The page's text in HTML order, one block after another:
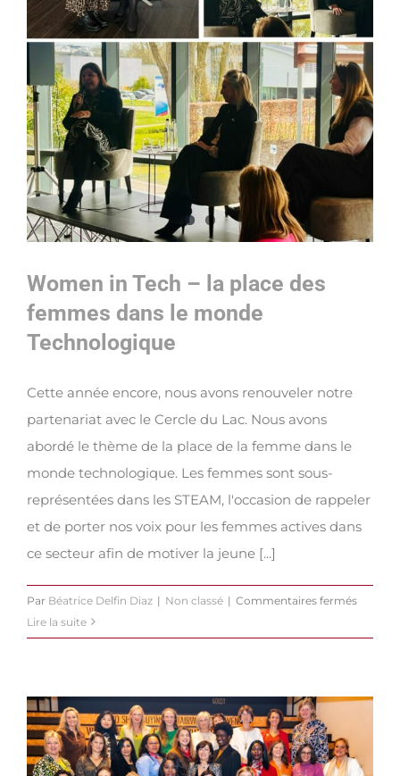
Women in Tech – la place des
femmes dans le monde
Technologique
Cette année encore, nous avons renouveler notre
partenariat avec le Cercle du Lac. Nous avons
abordé le thème de la place de la femme dans le
monde technologique. Les femmes sont sous-
représentées dans les STEAM, l'occasion de rappeler
et de porter nos voix pour les femmes actives dans
ce secteur afin de motiver la jeune [...]
Par Béatrice Delfin Diaz | Non classé | Commentaires ferméssur
in
la
femmes
Lire la suite